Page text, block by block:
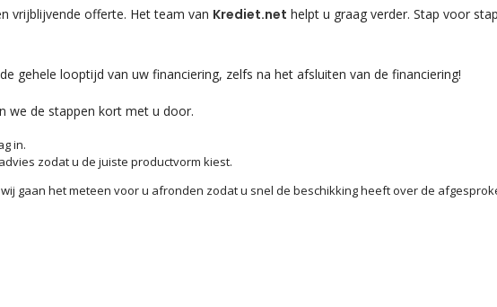
vrijblijvende offerte. Het team van Krediet.net helpt u graag verder. Stap voor
gehele looptijd van uw financiering, zelfs na het afsluiten van de financiering!
we de stappen kort met u door.
in.
zodat u de juiste productvorm kiest.
gaan het meteen voor u afronden zodat u snel de beschikking heeft over de